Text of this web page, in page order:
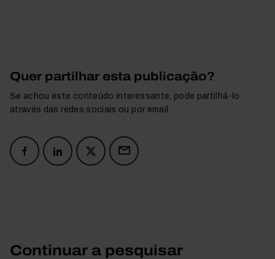
Quer partilhar esta publicação?
Se achou este conteúdo interessante, pode partilhá-lo
através das redes sociais ou por email.
Continuar a pesquisar